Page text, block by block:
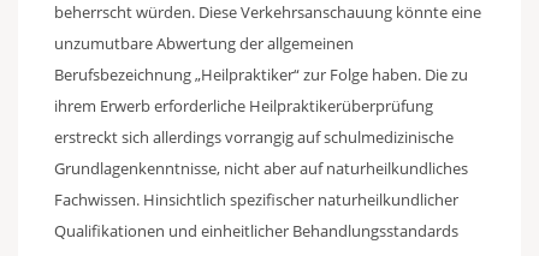
beherrscht würden. Diese Verkehrsanschauung könnte eine
unzumutbare Abwertung der allgemeinen
Berufsbezeichnung „Heilpraktiker“ zur Folge haben. Die zu
ihrem Erwerb erforderliche Heilpraktikerüberprüfung
erstreckt sich allerdings vorrangig auf schulmedizinische
Grundlagenkenntnisse, nicht aber auf naturheilkundliches
Fachwissen. Hinsichtlich spezifischer naturheilkundlicher
Qualifikationen und einheitlicher Behandlungsstandards